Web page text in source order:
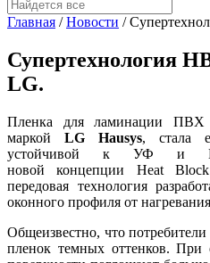
Главная / Новости /
Супертехнология
LG.
Пленка для ламинации ПВХ
маркой LG Hausys, стала
устойчивой к УФ и ИК-
новой концепции Heat
передовая технология
оконного профиля от
Общеизвестно, что
пленок темных оттенков. При